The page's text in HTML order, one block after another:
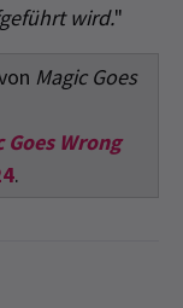
wird."
Magic Goes
Goes Wrong
.